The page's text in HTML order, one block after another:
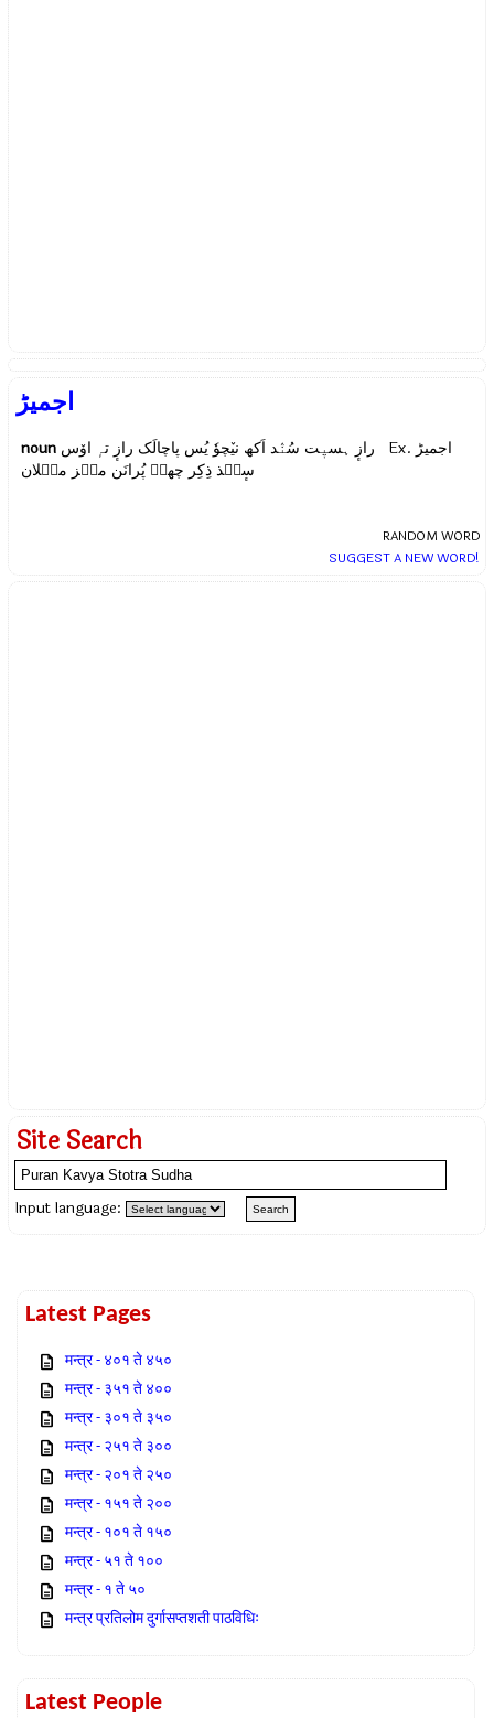
اجمیڑ
noun رازٕ ہسیٖت سُنٛد اَکھ نیٚچوٗ یُس پاچالَک رازٕ تہٕ اوٚس Ex. اجمیڑ
سٕنٛذ ذِکِر چھےٚ پُرانَن منٛز میٛلان
RANDOM WORD
SUGGEST A NEW WORD!
Site Search
Input language:
Latest Pages
मन्त्र - ४०१ ते ४५०
मन्त्र - ३५१ ते ४००
मन्त्र - ३०१ ते ३५०
मन्त्र - २५१ ते ३००
मन्त्र - २०१ ते २५०
मन्त्र - १५१ ते २००
मन्त्र - १०१ ते १५०
मन्त्र - ५१ ते १००
मन्त्र - १ ते ५०
मन्त्र प्रतिलोम दुर्गासप्तशती पाठविधिः
Latest People